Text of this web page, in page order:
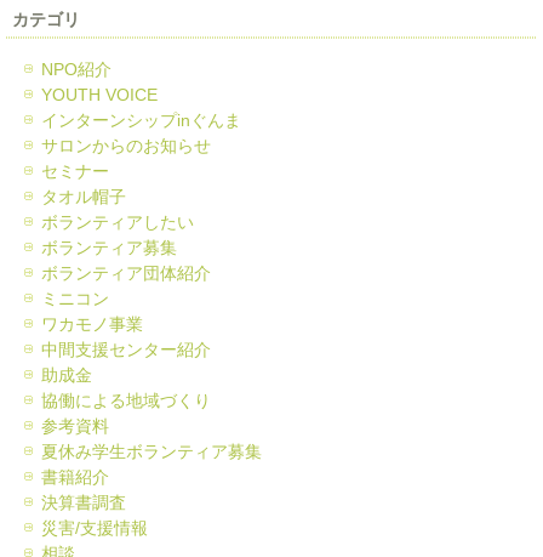
カテゴリ
NPO紹介
YOUTH VOICE
インターンシップinぐんま
サロンからのお知らせ
セミナー
タオル帽子
ボランティアしたい
ボランティア募集
ボランティア団体紹介
ミニコン
ワカモノ事業
中間支援センター紹介
助成金
協働による地域づくり
参考資料
夏休み学生ボランティア募集
書籍紹介
決算書調査
災害/支援情報